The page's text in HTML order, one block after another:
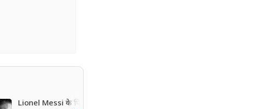
Lionel Messi के पिता Jorge